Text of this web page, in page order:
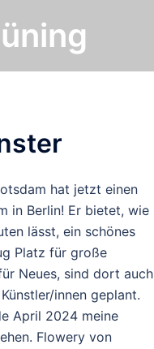
hat jetzt einen
in Berlin! Er bietet, wie
lässt, ein schönes
Platz für große
Neues, sind dort auch
innen geplant.
April 2024 meine
Flowery von